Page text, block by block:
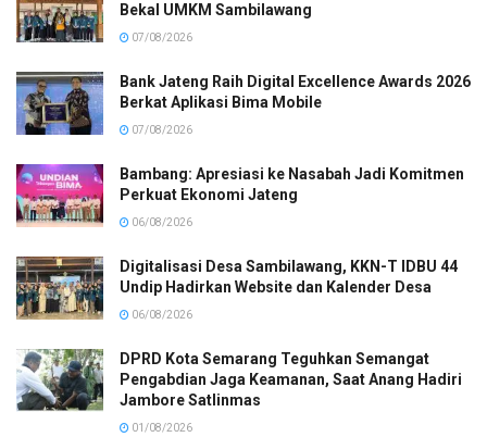
Bekal UMKM Sambilawang
07/08/2026
Bank Jateng Raih Digital Excellence Awards 2026
Berkat Aplikasi Bima Mobile
07/08/2026
Bambang: Apresiasi ke Nasabah Jadi Komitmen
Perkuat Ekonomi Jateng
06/08/2026
Digitalisasi Desa Sambilawang, KKN-T IDBU 44
Undip Hadirkan Website dan Kalender Desa
06/08/2026
DPRD Kota Semarang Teguhkan Semangat
Pengabdian Jaga Keamanan, Saat Anang Hadiri
Jambore Satlinmas
01/08/2026